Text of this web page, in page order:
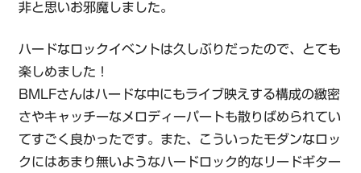
非と思いお邪魔しました。
ハードなロックイベントは久しぶりだったので、とても
楽しめました！
BMLFさんはハードな中にもライブ映えする構成の緻密
さやキャッチーなメロディーパートも散りばめられてい
てすごく良かったです。また、こういったモダンなロッ
クにはあまり無いようなハードロック的なリードギター